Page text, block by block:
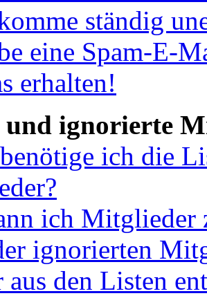
ständig
eine Spam-E-
erhalten!
und ignorierte
ich die
ich Mitglieder
ignorierten
aus den Listen